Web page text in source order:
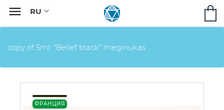

copy of 5ml. "Belief black" mėginukas
ФРАНЦИЯ